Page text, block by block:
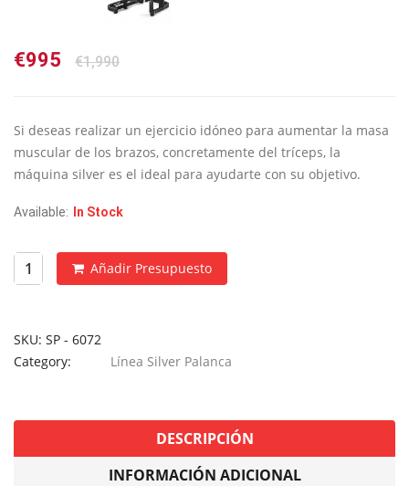
€1,990El
era:
€1,990.
€995
El
es:
€995.
Si deseas realizar un ejercicio idóneo para aumentar la masa
muscular de los brazos, concretamente del tríceps, la
máquina silver es el ideal para ayudarte con su objetivo.
Available: In Stock
Añadir Presupuesto
SKU: SP - 6072
Category:
Línea Silver Palanca
DESCRIPCIÓN
INFORMACIÓN ADICIONAL